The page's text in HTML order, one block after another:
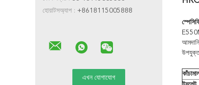
হোয়াটসঅ্যাপ : +8618115005888